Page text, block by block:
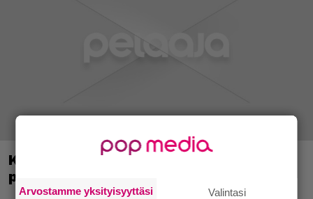
Kerron nyt, miksi Super Mario Galaxy on
paras ja tärkein Mario-peli
Arvostamme yksityisyyttäsi Valintasi